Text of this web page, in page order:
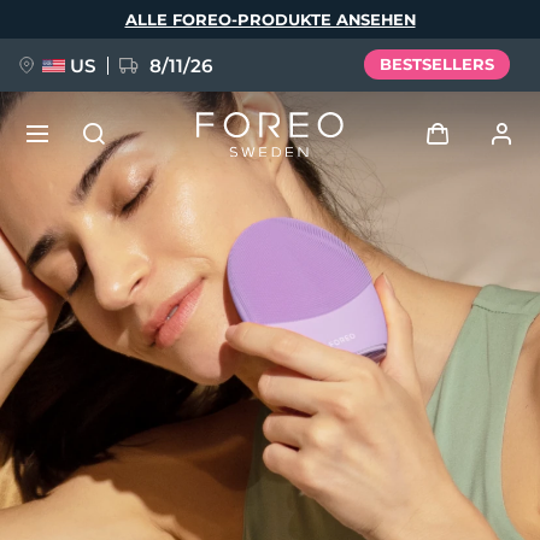
ALLE FOREO-PRODUKTE ANSEHEN
US 8/11/26 BESTSELLERS
Benutzerkonto
Meine Geräte
Meine Bestellungen
Meine Adressen
Meine Abonnements
NEU
FAQ™ Pure Beauty-Tech Elixir
BREAKING NEWS
issa™ Teeth Whitening Set
Sprache
English Deutsch
Español
Français
Italiano
Português
Svenska
Русский
Türkçe
简体中文 繁體中文